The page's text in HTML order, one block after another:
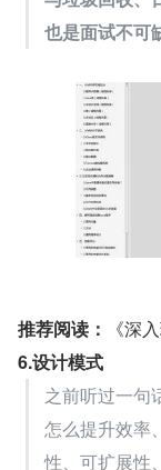
也是面试不可
推荐阅读：
《深
6.设计模式
之前听过一句
怎么提升效率
性、可扩展性